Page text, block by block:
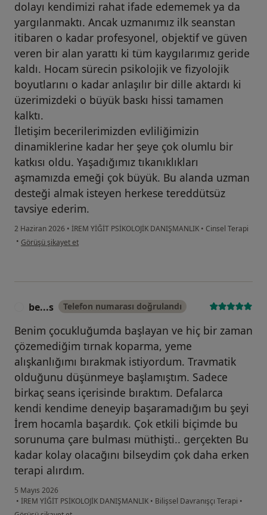
dolayı kendimizi rahat ifade edememek ya da
yargılanmaktı. Ancak uzmanımız ilk seanstan
itibaren o kadar profesyonel, objektif ve güven
veren bir alan yarattı ki tüm kaygılarımız geride
kaldı. Hocam sürecin psikolojik ve fizyolojik
boyutlarını o kadar anlaşılır bir dille aktardı ki
üzerimizdeki o büyük baskı hissi tamamen
kalktı.
İletişim becerilerimizden evliliğimizin
dinamiklerine kadar her şeye çok olumlu bir
katkısı oldu. Yaşadığımız tıkanıklıkları
aşmamızda emeği çok büyük. Bu alanda uzman
desteği almak isteyen herkese tereddütsüz
tavsiye ederim.
2 Haziran 2026 • İREM YİĞİT PSİKOLOJİK DANIŞMANLIK • Cinsel Terapi
• kullanıcının görüşüne göre gü...a
Görüşü şikayet et
be...s Telefon numarası doğrulandı
Benim çocukluğumda başlayan ve hiç bir zaman
çözemediğim tırnak koparma, yeme
alışkanlığımı bırakmak istiyordum. Travmatik
olduğunu düşünmeye başlamıştım. Sadece
birkaç seans içerisinde bıraktım. Defalarca
kendi kendime deneyip başaramadığım bu şeyi
İrem hocamla başardık. Çok etkili biçimde bu
sorunuma çare bulması müthişti.. gerçekten Bu
kadar kolay olacağını bilseydim çok daha erken
terapi alırdım.
5 Mayıs 2026
• İREM YİĞİT PSİKOLOJİK DANIŞMANLIK • Bilişsel Davranışçı Terapi •
kullanıcının görüşüne göre be...s